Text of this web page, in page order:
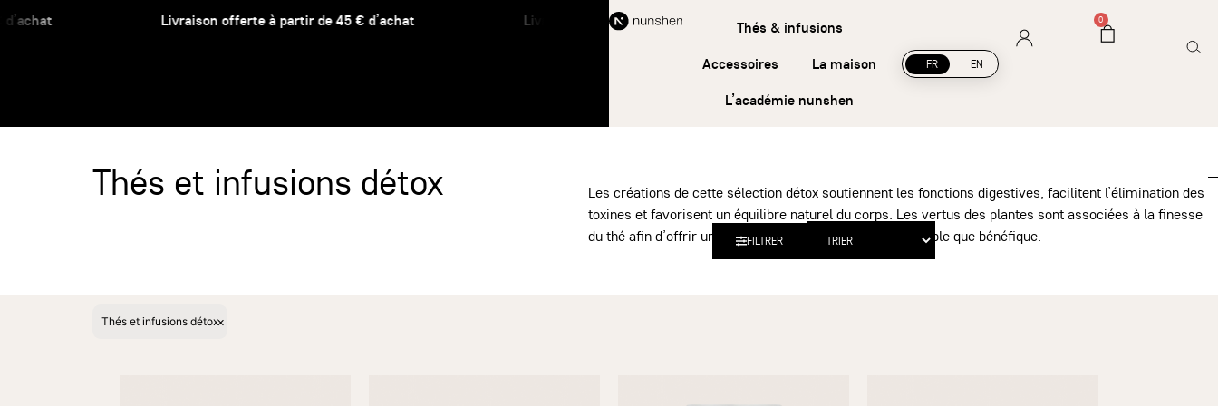
Livraison offerte à partir de 45 € d’achat Livraison offerte à partir de 45 € d’achat Livraison offerte à partir de 45 € d’achat
Thés & infusions
Accessoires
La maison
L’académie nunshen
FR EN
0
Thés et infusions détox
Les créations de cette sélection détox soutiennent les fonctions digestives, facilitent l’élimination des
toxines et favorisent un équilibre naturel du corps. Les vertus des plantes sont associées à la finesse
du thé afin d’offrir une expérience purifiante, aussi agréable que bénéfique.
FILTRER
Thés et infusions détox×